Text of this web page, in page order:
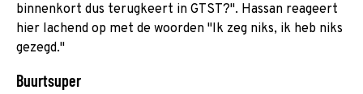
binnenkort dus terugkeert in GTST?". Hassan reageert
hier lachend op met de woorden "Ik zeg niks, ik heb niks
gezegd."
Buurtsuper